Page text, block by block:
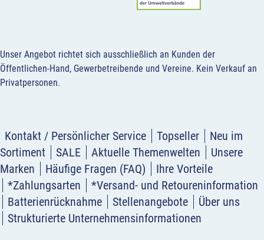
Unser Angebot richtet sich ausschließlich an Kunden der
Öffentlichen-Hand, Gewerbetreibende und Vereine. Kein Verkauf an
Privatpersonen.
Kontakt / Persönlicher Service Topseller
Neu im
Sortiment
SALE Aktuelle Themenwelten
Unsere
Marken
Häufige Fragen (FAQ)
Ihre Vorteile
*Zahlungsarten
*Versand- und Retoureninformation
Batterienrücknahme
Stellenangebote
Über uns
Strukturierte Unternehmensinformationen